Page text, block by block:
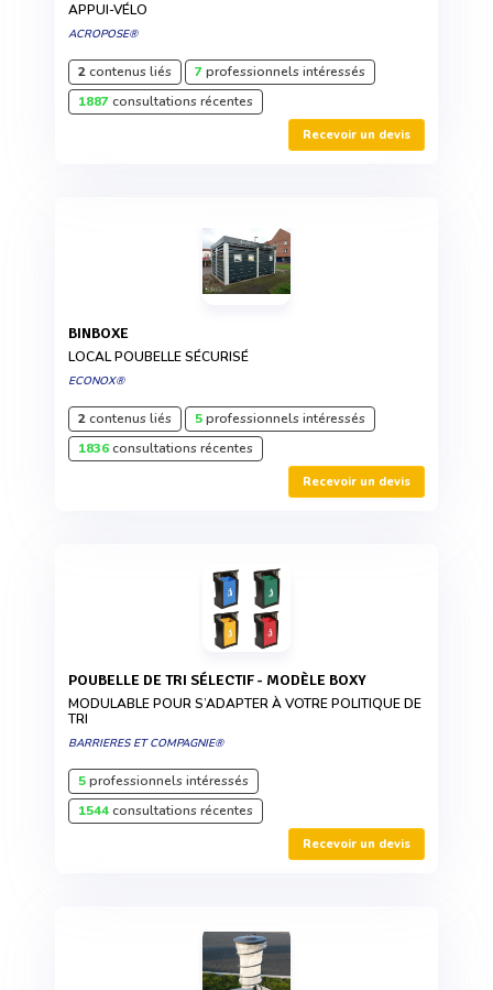
APPUI-VÉLO
ACROPOSE®
2contenus liés 7professionnels intéressés
1887consultations récentes
Recevoir un devis
BINBOXE
LOCAL POUBELLE SÉCURISÉ
ECONOX®
2contenus liés 5professionnels intéressés
1836consultations récentes
Recevoir un devis
POUBELLE DE TRI SÉLECTIF - MODÈLE BOXY
MODULABLE POUR S’ADAPTER À VOTRE POLITIQUE DE
TRI
BARRIERES ET COMPAGNIE®
5professionnels intéressés
1544consultations récentes
Recevoir un devis